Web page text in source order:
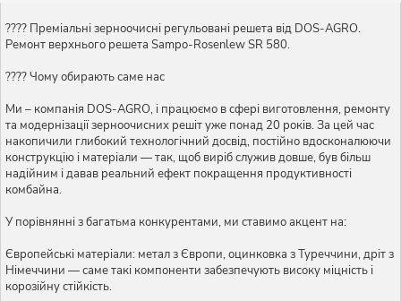
???? Преміальні зерноочисні регульовані решета від DOS-AGRO.
Ремонт верхнього решета Sampo-Rosenlew SR 580.
???? Чому обирають саме нас
Ми – компанія DOS-AGRO, і працюємо в сфері виготовлення, ремонту
та модернізації зерноочисних решіт уже понад 20 років. За цей час
накопичили глибокий технологічний досвід, постійно вдосконалюючи
конструкцію і матеріали — так, щоб виріб служив довше, був більш
надійним і давав реальний ефект покращення продуктивності
комбайна.
У порівнянні з багатьма конкурентами, ми ставимо акцент на:
Європейські матеріали: метал з Європи, оцинковка з Туреччини, дріт з
Німеччини — саме такі компоненти забезпечують високу міцність і
корозійну стійкість.